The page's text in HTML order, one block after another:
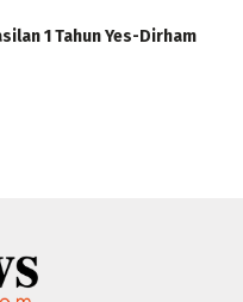
1 Tahun Yes-Dirham